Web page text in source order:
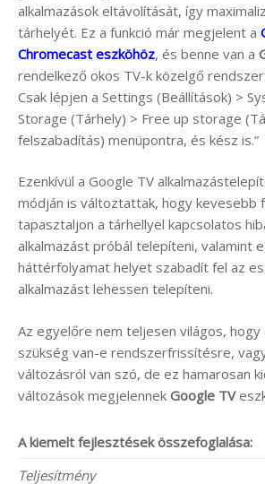
alkalmazások eltávolítását, így
tárhelyét. Ez a funkció már megjelent a
Chromecast eszköhöz, és benne van a
rendelkező okos TV-k közelgő
Csak lépjen a Settings (Beállítások) >
Storage (Tárhely) > Free up storage
felszabadítás) menüpontra, és kész is.”
Ezenkívül a Google TV
módján is változtattak, hogy kevesebb
tapasztaljon a tárhellyel kapcsolatos
alkalmazást próbál telepíteni, valamint
háttérfolyamat helyet szabadít fel az
alkalmazást lehessen telepíteni.
Az egyelőre nem teljesen világos, hogy
szükség van-e rendszerfrissítésre,
változásról van szó, de ez hamarosan
változások megjelennek Google TV
A kiemelt fejlesztések összefoglalása:
Teljesítmény